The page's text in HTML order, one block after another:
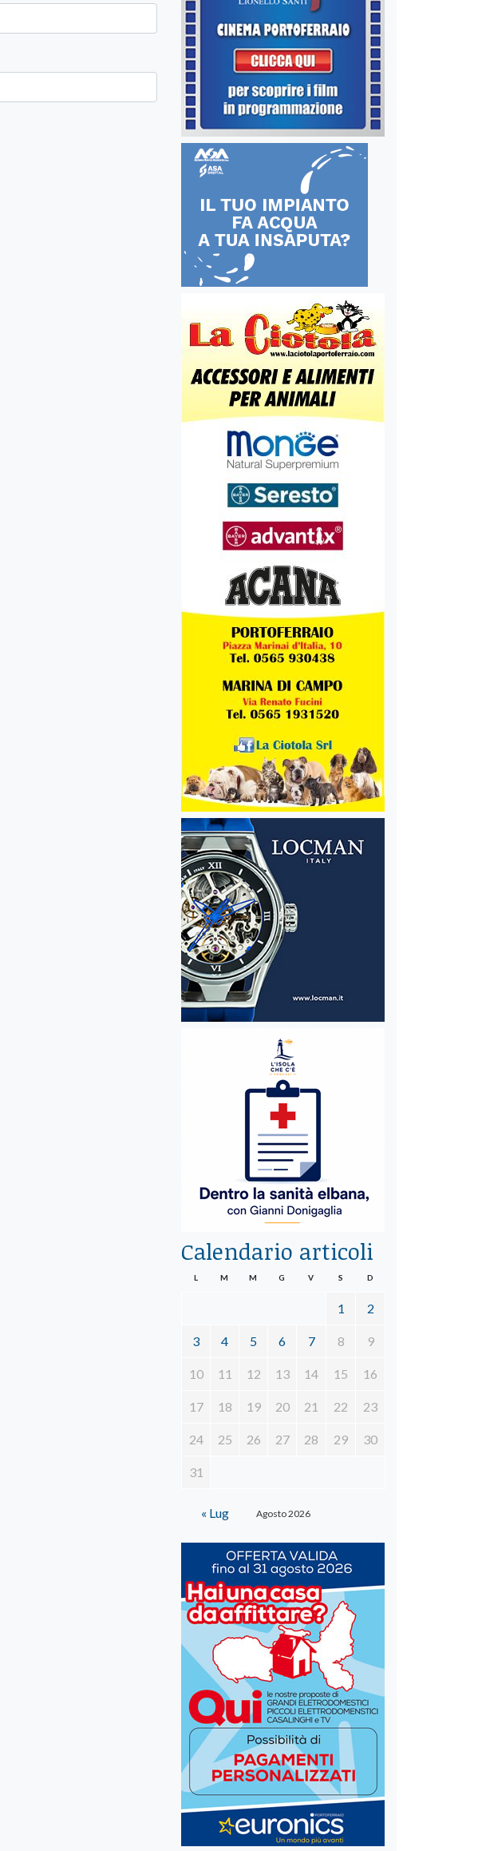
Calendario articoli
Agosto 2026
L M M G V S D
1 2
3 4 5 6 7 8 9
10 11 12 13 14 15 16
17 18 19 20 21 22 23
24 25 26 27 28 29 30
31
« Lug